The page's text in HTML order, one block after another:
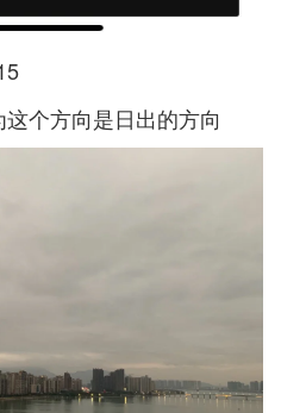
个方向是日出的方向